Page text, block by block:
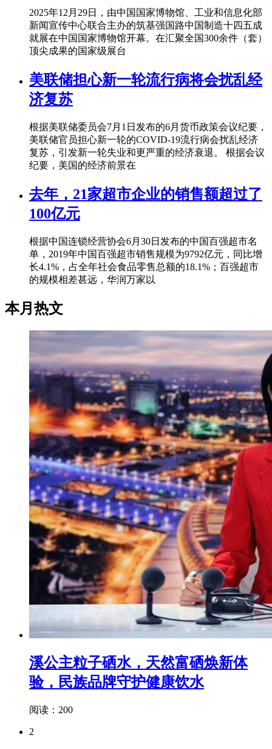
2025年12月29日，由中国国家博物馆、工业和信息化部
新闻宣传中心联合主办的筑基强国路中国制造十四五成
就展在中国国家博物馆开幕。在汇聚全国300余件（套）
顶尖成果的国家级展台
美联储担心新一轮流行病将会扰乱经
济复苏
根据美联储委员会7月1日发布的6月货币政策会议纪要，
美联储官员担心新一轮的COVID-19流行病会扰乱经济
复苏，引发新一轮失业和更严重的经济衰退。 根据会议
纪要，美国的经济前景在
去年，21家超市企业的销售额超过了
100亿元
根据中国连锁经营协会6月30日发布的中国百强超市名
单，2019年中国百强超市销售规模为9792亿元，同比增
长4.1%，占全年社会食品零售总额的18.1%；百强超市
的规模相差甚远，华润万家以
本月热文
溪公主粒子硒水，天然富硒焕新体
验，民族品牌守护健康饮水
阅读：200
2